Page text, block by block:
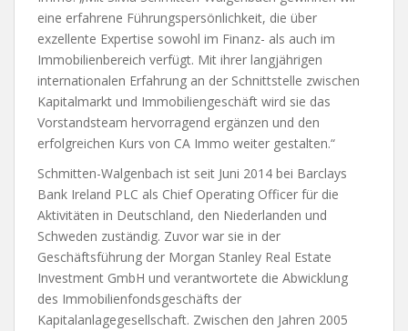
eine erfahrene Führungspersönlichkeit, die über
exzellente Expertise sowohl im Finanz- als auch im
Immobilienbereich verfügt. Mit ihrer langjährigen
internationalen Erfahrung an der Schnittstelle zwischen
Kapitalmarkt und Immobiliengeschäft wird sie das
Vorstandsteam hervorragend ergänzen und den
erfolgreichen Kurs von CA Immo weiter gestalten.“
Schmitten-Walgenbach ist seit Juni 2014 bei Barclays
Bank Ireland PLC als Chief Operating Officer für die
Aktivitäten in Deutschland, den Niederlanden und
Schweden zuständig. Zuvor war sie in der
Geschäftsführung der Morgan Stanley Real Estate
Investment GmbH und verantwortete die Abwicklung
des Immobilienfondsgeschäfts der
Kapitalanlagegesellschaft. Zwischen den Jahren 2005